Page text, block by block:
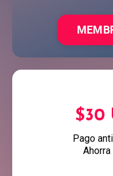
$30
Pago